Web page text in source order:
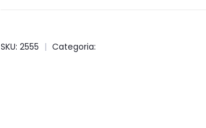
SKU: 2555 | Categoria: